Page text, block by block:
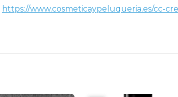
https://www.cosmeticaypeluqueria.es/cc-